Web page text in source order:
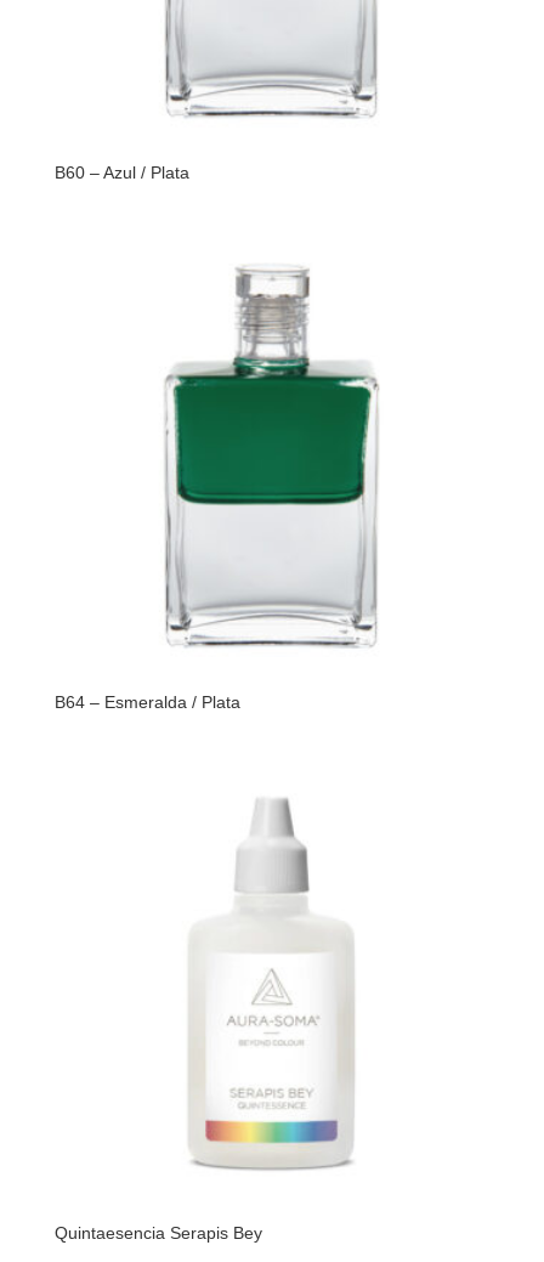
B60 – Azul / Plata
B64 – Esmeralda / Plata
Quintaesencia Serapis Bey